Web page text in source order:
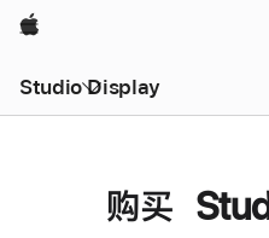
Apple
Studio Display
购买